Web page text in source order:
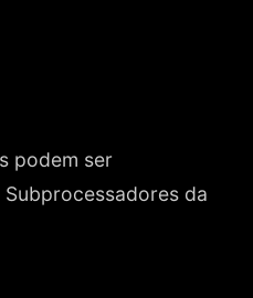
podem ser
da